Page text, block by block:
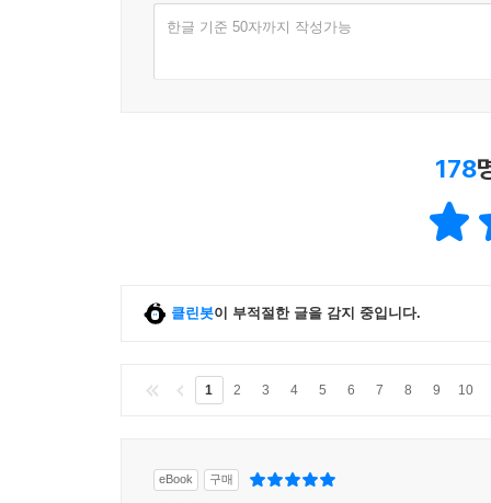
한글 기준 50자까지 작성가능
178
클린봇이 부적절한 글을 감지 중입니다.
1 2 3 4 5 6 7 8 9 10
eBook 구매